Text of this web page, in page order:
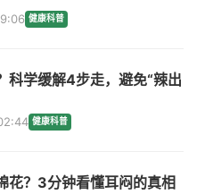
健康科普
科学缓解4步走，避免“辣出
健康科普
花？3分钟看懂耳闷的真相